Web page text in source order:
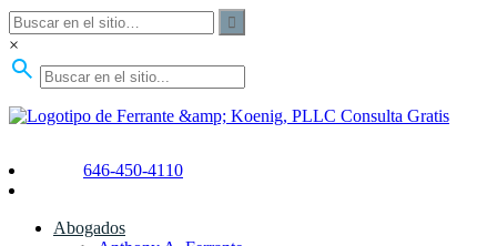
×
Consulta Gratis
646-450-4110
Abogados